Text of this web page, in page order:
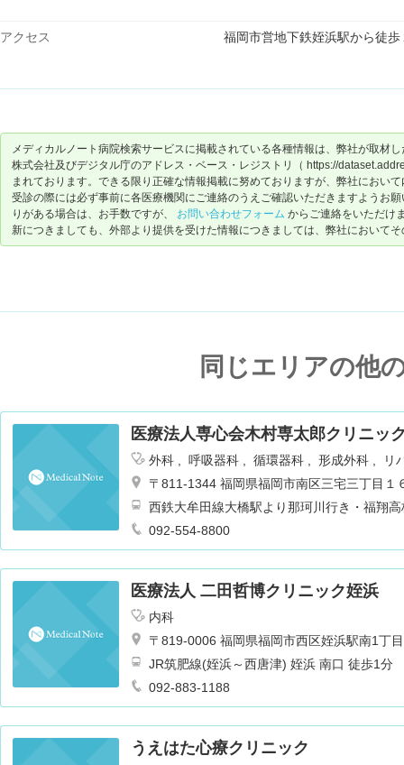
アクセス 福岡市営地下鉄姪浜駅から徒歩
メディカルノート病院検索サービスに掲載されている各種情報は、弊社が取材
株式会社及びデジタル庁のアドレス・ベース・レジストリ（ https://
まれております。できる限り正確な情報掲載に努めておりますが、弊社におい
受診の際には必ず事前に各医療機関にご連絡のうえご確認いただきますようお
りがある場合は、お手数ですが、 お問い合わせフォーム からご連絡をいただけ
新につきましても、外部より提供を受けた情報につきましては、弊社において
同じエリアの他
医療法人専心会木村専太郎クリニッ
外科 呼吸器科 循環器科 形成外科
リ
〒811-1344 福岡県福岡市南区三宅三丁目１
西鉄大牟田線大橋駅より那珂川行き・福翔
は
092-554-8800
医療法人 二田哲博クリニック姪浜
内科
〒819-0006 福岡県福岡市西区姪浜駅南1丁
JR筑肥線(姪浜～西唐津) 姪浜 南口 徒歩1分
092-883-1188
うえはた心療クリニック